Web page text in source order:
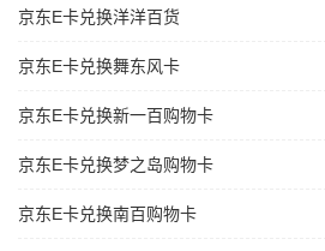
京东E卡兑换洋洋百货
京东E卡兑换舞东风卡
京东E卡兑换新一百购物卡
京东E卡兑换梦之岛购物卡
京东E卡兑换南百购物卡